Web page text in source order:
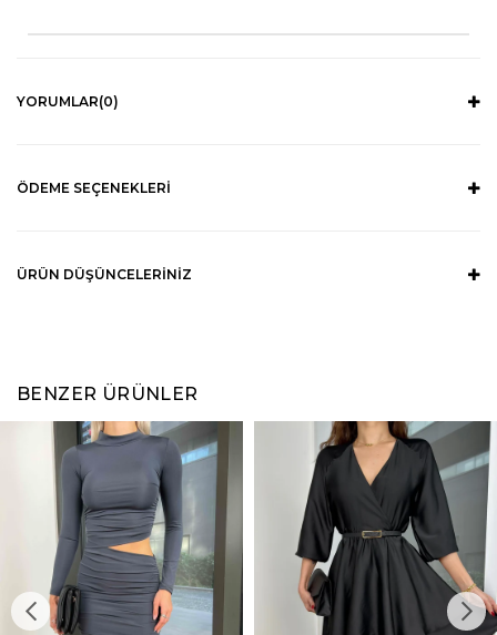
YORUMLAR(0)
ÖDEME SEÇENEKLERI
ÜRÜN DÜŞÜNCELERINIZ
BENZER ÜRÜNLER